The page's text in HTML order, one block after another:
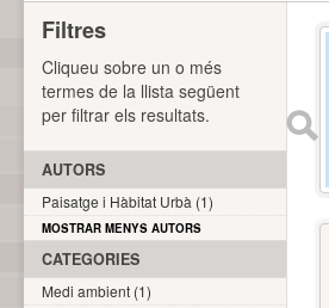
Filtres
Cliqueu sobre un o més
termes de la llista següent
per filtrar els resultats.
AUTORS
Paisatge i Hàbitat Urbà (1)
MOSTRAR MENYS AUTORS
CATEGORIES
Medi ambient (1)